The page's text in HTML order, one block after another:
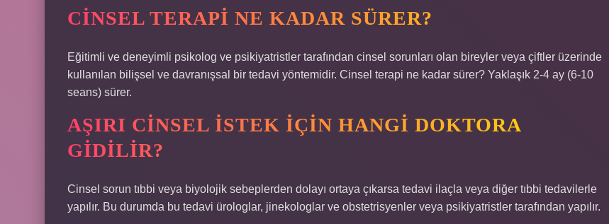
CINSEL TERAPI NE KADAR SÜRER?
Eğitimli ve deneyimli psikolog ve psikiyatristler tarafından cinsel sorunları olan bireyler veya çiftler üzerinde
kullanılan bilişsel ve davranışsal bir tedavi yöntemidir. Cinsel terapi ne kadar sürer? Yaklaşık 2-4 ay (6-10
seans) sürer.
AŞIRI CINSEL ISTEK IÇIN HANGI DOKTORA
GIDILIR?
Cinsel sorun tıbbi veya biyolojik sebeplerden dolayı ortaya çıkarsa tedavi ilaçla veya diğer tıbbi tedavilerle
yapılır. Bu durumda bu tedavi ürologlar, jinekologlar ve obstetrisyenler veya psikiyatristler tarafından yapılır.